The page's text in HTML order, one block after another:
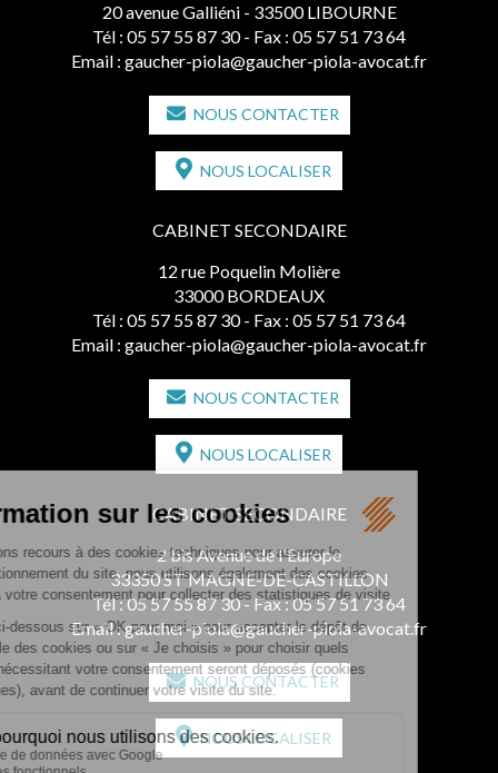
20 avenue Galliéni - 33500 LIBOURNE
Tél : 05 57 55 87 30 - Fax : 05 57 51 73 64
Email : gaucher-piola@gaucher-piola-avocat.fr
NOUS CONTACTER
NOUS LOCALISER
CABINET SECONDAIRE
12 rue Poquelin Molière
33000 BORDEAUX
Tél : 05 57 55 87 30 - Fax : 05 57 51 73 64
Email : gaucher-piola@gaucher-piola-avocat.fr
NOUS CONTACTER
NOUS LOCALISER
CABINET SECONDAIRE
2 bis Avenue de l'Europe
33350 ST MAGNE-DE-CASTILLON
Tél :05 57 55 87 30- Fax : 05 57 51 73 64
Email :gaucher-piola@gaucher-piola-avocat.fr
NOUS CONTACTER
NOUS LOCALISER